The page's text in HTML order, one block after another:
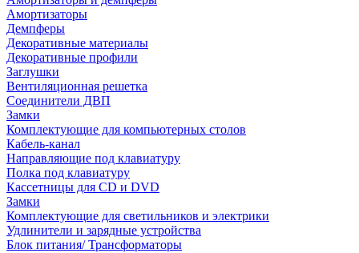
Амортизаторы
Демпферы
Декоративные материалы
Декоративные профили
Заглушки
Вентиляционная решетка
Соединители ДВП
Замки
Комплектующие для компьютерных столов
Кабель-канал
Направляющие под клавиатуру
Полка под клавиатуру
Кассетницы для CD и DVD
Замки
Комплектующие для светильников и электрики
Удлинители и зарядные устройства
Блок питания/ Трансформаторы